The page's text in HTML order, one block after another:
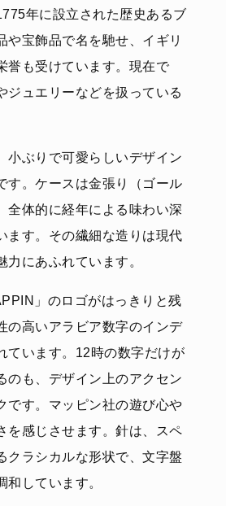
年に設立された歴史あるブ
や宝飾品で名を馳せ、イギリ
誉も受けています。現在で
ジュエリーなどを扱っている
小ぶりで可愛らしいデザイン
す。ケースは金張り（ゴール
全体的に経年による味わい深
ます。その繊細な造りは現代
力にあふれています。
」のロゴがはっきりと残
の高いアラビア数字のインデ
ています。12時の数字だけが
のも、デザイン上のアクセン
です。マッピン社の遊び心や
を感じさせます。針は、スペ
クラシカルな形状で、文字盤
和しています。